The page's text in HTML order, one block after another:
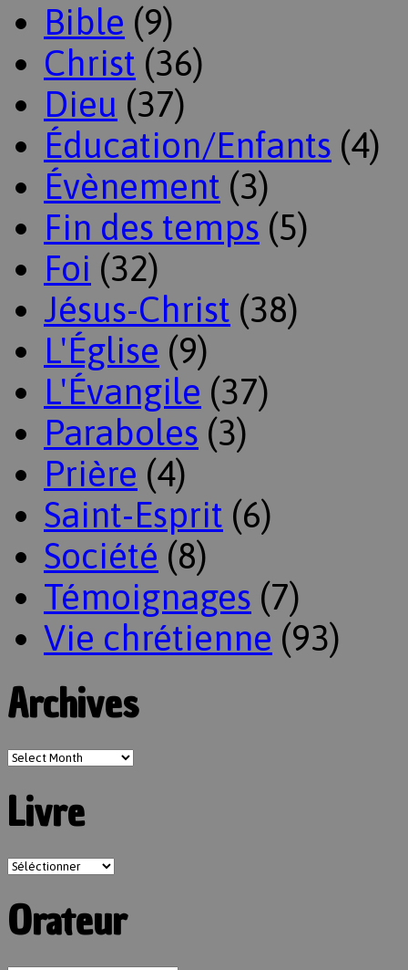
Bible (9)
Christ (36)
Dieu (37)
Éducation/Enfants (4)
Évènement (3)
Fin des temps (5)
Foi (32)
Jésus-Christ (38)
L'Église (9)
L'Évangile (37)
Paraboles (3)
Prière (4)
Saint-Esprit (6)
Société (8)
Témoignages (7)
Vie chrétienne (93)
Archives
Livre
Orateur